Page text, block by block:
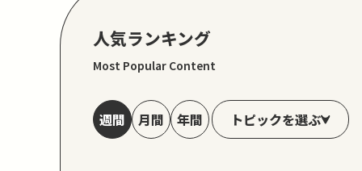
人気ランキング
Most Popular Content
週間 月間 年間 トピックを選ぶ